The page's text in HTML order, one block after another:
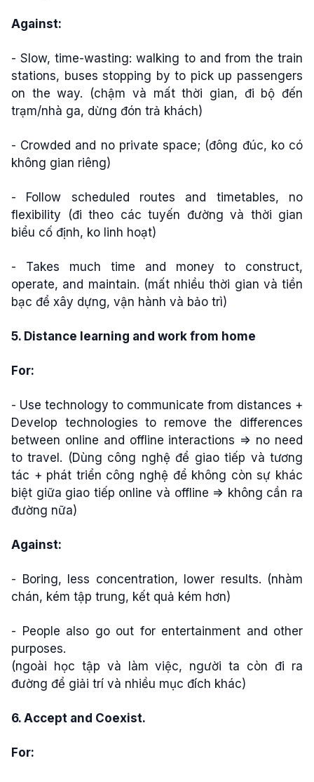
Against:
- Slow, time-wasting: walking to and from the train
stations, buses stopping by to pick up passengers
on the way. (chậm và mất thời gian, đi bộ đến
trạm/nhà ga, dừng đón trả khách)
- Crowded and no private space; (đông đúc, ko có
không gian riêng)
- Follow scheduled routes and timetables, no
flexibility (đi theo các tuyến đường và thời gian
biểu cố định, ko linh hoạt)
- Takes much time and money to construct,
operate, and maintain. (mất nhiều thời gian và tiền
bạc để xây dựng, vận hành và bảo trì)
5. Distance learning and work from home
For:
- Use technology to communicate from distances +
Develop technologies to remove the differences
between online and offline interactions => no need
to travel. (Dùng công nghệ để giao tiếp và tương
tác + phát triển công nghệ để không còn sự khác
biệt giữa giao tiếp online và offline => không cần ra
đường nữa)
Against:
- Boring, less concentration, lower results. (nhàm
chán, kém tập trung, kết quả kém hơn)
- People also go out for entertainment and other
purposes.
(ngoài học tập và làm việc, người ta còn đi ra
đường để giải trí và nhiều mục đích khác)
6. Accept and Coexist.
For: